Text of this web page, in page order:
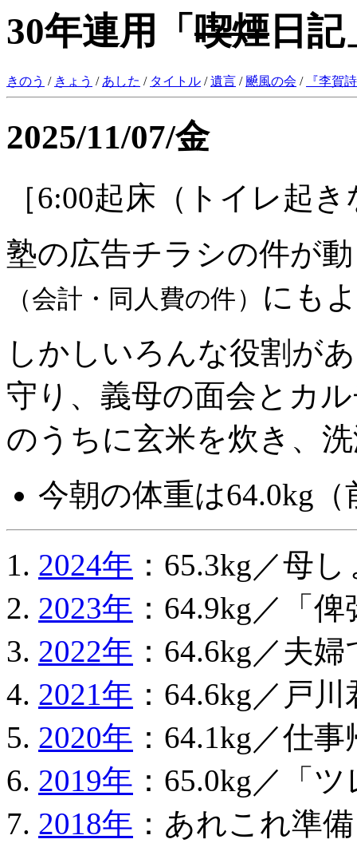
30年連用「 喫煙日記
きのう / きょう / あした / タイトル /遺言 / 飇風の会 / 『李賀
2025/11/07/金
［6:00起床（トイレ起
塾の広告チラシの件が
（会計・同人費の件） にも
しかしいろんな役割が
守り、義母の面会とカ
のうちに玄米を炊き、
今朝の体重は64.0kg（
2024年 ：65.3kg／母
2023年 ：64.9kg／「俾
2022年 ：64.6kg／夫
2021年 ：64.6kg／戸
2020年 ：64.1kg／仕
2019年 ：65.0kg／「
2018年 ：あれこれ準備